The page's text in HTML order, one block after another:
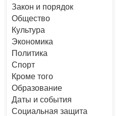
Закон и порядок
Общество
Культура
Экономика
Политика
Спорт
Кроме того
Образование
Даты и события
Социальная защита